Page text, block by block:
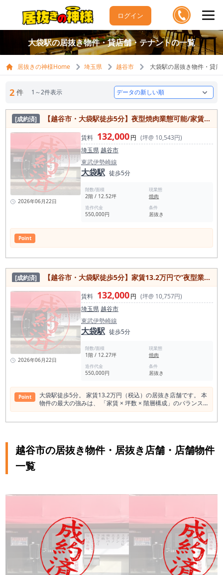
ログイン
大袋駅の居抜き物件・貸店舗・テナントの一覧
居抜きの神様Home 埼玉県 越谷市 大袋駅の居抜き物件・貸
2 件 1～2件表示
[成約済] 【越谷市・大袋駅徒歩5分】夜型焼肉業態可能/家賃13.2万円
2026年06月22日
賃料 132,000円 (坪@ 10,543円)
埼玉県 越谷市
東武伊勢崎線
大袋駅 徒歩5分
階数/面積
2階 / 12.52坪
現業態
焼肉
造作代金
550,000円
条件
居抜き
Point
[成約済] 【越谷市・大袋駅徒歩5分】家賃13.2万円で“夜型業態が成立”する路面焼肉居抜き物件
2026年06月22日
賃料 132,000円 (坪@ 10,757円)
埼玉県 越谷市
東武伊勢崎線
大袋駅 徒歩5分
階数/面積
1階 / 12.27坪
現業態
焼肉
造作代金
550,000円
条件
居抜き
Point
大袋駅徒歩5分。 家賃13.2万円（税込）の居抜き店舗です。 本
物件の最大の強みは、 「家賃 × 坪数 × 階層構成」のバランス
にあります。 少人数でもオペレーションが組みやすい構造で
商180〜220万円前後でも家賃比率を抑えた経営が可能。 2〜3
名体制で、無理のない運営を想定できます。 派手な立地ではあ
万人規模。 生活動線中心のため、夜型・常連型業態と相性の良
越谷市の居抜き物件・居抜き店舗・店舗物件
一覧